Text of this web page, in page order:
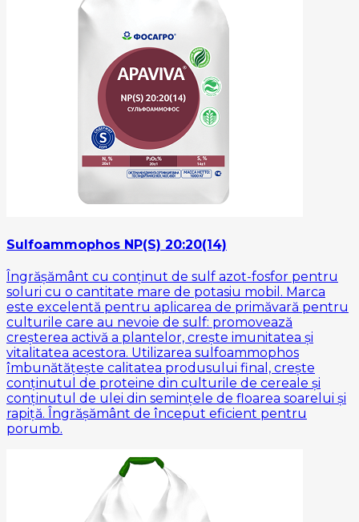
Sulfoammophos NP(S) 20:20(14)
Îngrășământ cu conținut de sulf azot-fosfor pentru
soluri cu o cantitate mare de potasiu mobil. Marca
este excelentă pentru aplicarea de primăvară pentru
culturile care au nevoie de sulf: promovează
creșterea activă a plantelor, crește imunitatea și
vitalitatea acestora. Utilizarea sulfoammophos
îmbunătățește calitatea produsului final, crește
conținutul de proteine ​​din culturile de cereale și
conținutul de ulei din semințele de floarea soarelui și
rapiță. Îngrășământ de început eficient pentru
porumb.